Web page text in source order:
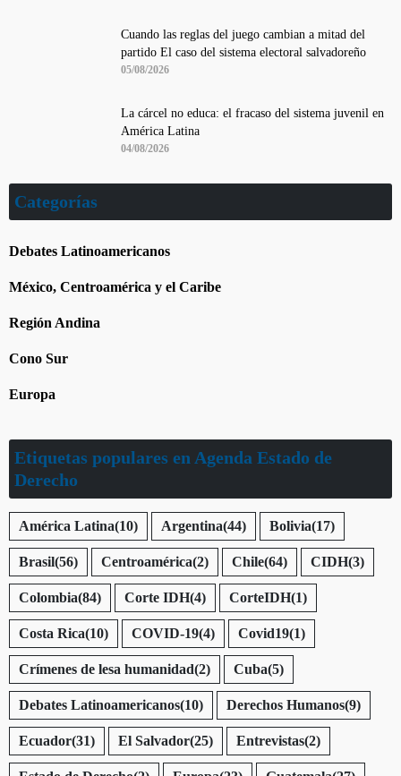
Cuando las reglas del juego cambian a mitad del
partido El caso del sistema electoral salvadoreño
05/08/2026
La cárcel no educa: el fracaso del sistema juvenil en
América Latina
04/08/2026
Categorías
Debates Latinoamericanos
México, Centroamérica y el Caribe
Región Andina
Cono Sur
Europa
Etiquetas populares en Agenda Estado de
Derecho
América Latina(10) Argentina(44) Bolivia(17)
Brasil(56) Centroamérica(2) Chile(64) CIDH(3)
Colombia(84) Corte IDH(4) CorteIDH(1)
Costa Rica(10) COVID-19(4) Covid19(1)
Crímenes de lesa humanidad(2) Cuba(5)
Debates Latinoamericanos(10) Derechos Humanos(9)
Ecuador(31) El Salvador(25) Entrevistas(2)